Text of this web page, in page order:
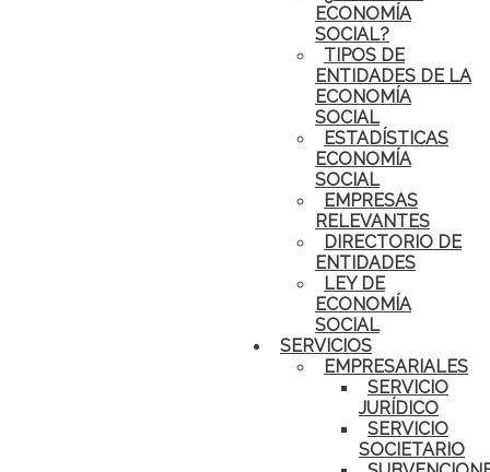
ECONOMÍA
SOCIAL?
TIPOS DE
ENTIDADES DE LA
ECONOMÍA
SOCIAL
ESTADÍSTICAS
ECONOMÍA
SOCIAL
EMPRESAS
RELEVANTES
DIRECTORIO DE
ENTIDADES
LEY DE
ECONOMÍA
SOCIAL
SERVICIOS
EMPRESARIALES
SERVICIO
JURÍDICO
SERVICIO
SOCIETARIO